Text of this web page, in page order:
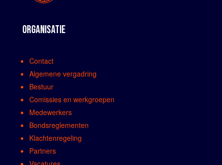
ORGANISATIE
Contact
Algemene vergadring
Bestuur
Comissies en werkgroepen
Medewerkers
Bondsreglementen
Klachtenregeling
Partners